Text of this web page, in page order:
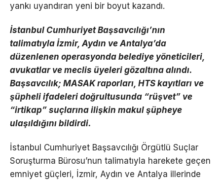
yankı uyandıran yeni bir boyut kazandı.
İstanbul Cumhuriyet Başsavcılığı’nın
talimatıyla İzmir, Aydın ve Antalya’da
düzenlenen operasyonda belediye yöneticileri,
avukatlar ve meclis üyeleri gözaltına alındı.
Başsavcılık; MASAK raporları, HTS kayıtları ve
şüpheli ifadeleri doğrultusunda “rüşvet” ve
“irtikap” suçlarına ilişkin makul şüpheye
ulaşıldığını bildirdi.
İstanbul Cumhuriyet Başsavcılığı Örgütlü Suçlar
Soruşturma Bürosu’nun talimatıyla harekete geçen
emniyet güçleri, İzmir, Aydın ve Antalya illerinde